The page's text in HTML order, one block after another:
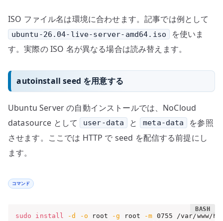
ISO ファイル名は環境に合わせます。記事では例として
ubuntu-26.04-live-server-amd64.iso
を使いま
す。実際の ISO 名が異なる場合は読み替えます。
autoinstall seed を用意する
Ubuntu Server の自動インストールでは、NoCloud
datasource として
user-data と meta-data
を参照
させます。ここでは HTTP で seed を配信する前提にし
ます。
コマンド
sudo install -d -o root -g root
-m